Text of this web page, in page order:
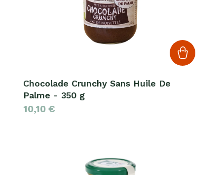
Chocolade Crunchy Sans Huile De
Palme - 350 g
10,10 €